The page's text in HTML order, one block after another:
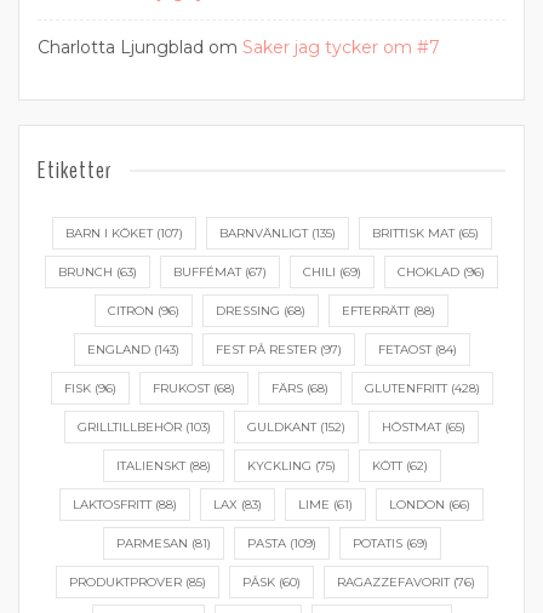
Charlotta Ljungblad om Saker jag tycker om #7
Etiketter
BARN I KÖKET(107) BARNVÄNLIGT(135) BRITTISK MAT(65)
BRUNCH (63) BUFFÉMAT(67) CHILI (69) CHOKLAD (96)
CITRON (96) DRESSING (68) EFTERRÄTT(88)
ENGLAND(143) FEST PÅ RESTER(97) FETAOST(84)
FISK(96) FRUKOST(68) FÄRS(68) GLUTENFRITT(428)
GRILLTILLBEHÖR (103) GULDKANT(152) HÖSTMAT(65)
ITALIENSKT(88) KYCKLING (75) KÖTT(62)
LAKTOSFRITT(88) LAX (83) LIME (61) LONDON (66)
PARMESAN (81) PASTA(109) POTATIS(69)
PRODUKTPROVER(85) PÅSK(60) RAGAZZEFAVORIT(76)